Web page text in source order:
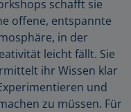
schafft sie
offene, entspannte
in der
leicht fällt. Sie
ihr Wissen klar
und
zu müssen. Für